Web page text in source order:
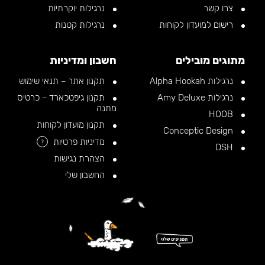
צרו קשר
רישום למועדון לקוחות
נרגילות יוקרתיות
נרגילות קטנות
מתוגים מובילים
נרגילות Alpha Hookah
נרגילות Amy Deluxe
חשבון ומדיניות
תקנון אתר – תנאי שימוש
תקנון גיפטכארד – כרטיס
מתנה
תקנון מועדון לקוחות
מדיניות פרטיות
?
הצהרת נגישות
החשבון שלי